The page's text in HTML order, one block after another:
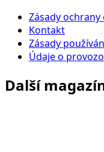
Zásady
Kontakt
Zásady
Údaje o
Další